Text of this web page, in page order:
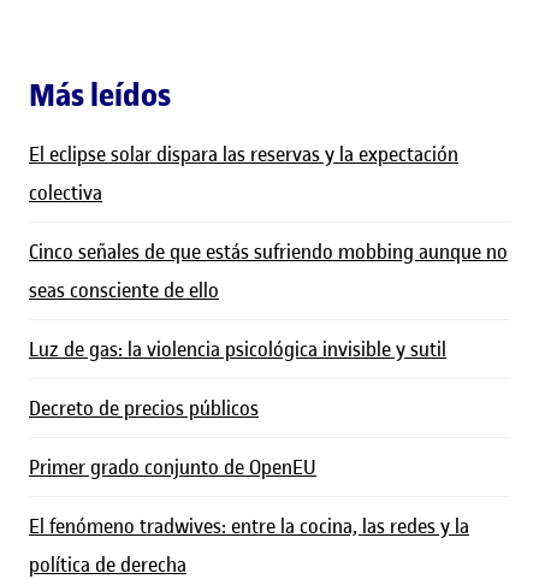
Más leídos
El eclipse solar dispara las reservas y la expectación
colectiva
Cinco señales de que estás sufriendo mobbing aunque no
seas consciente de ello
Luz de gas: la violencia psicológica invisible y sutil
Decreto de precios públicos
Primer grado conjunto de OpenEU
El fenómeno tradwives: entre la cocina, las redes y la
política de derecha